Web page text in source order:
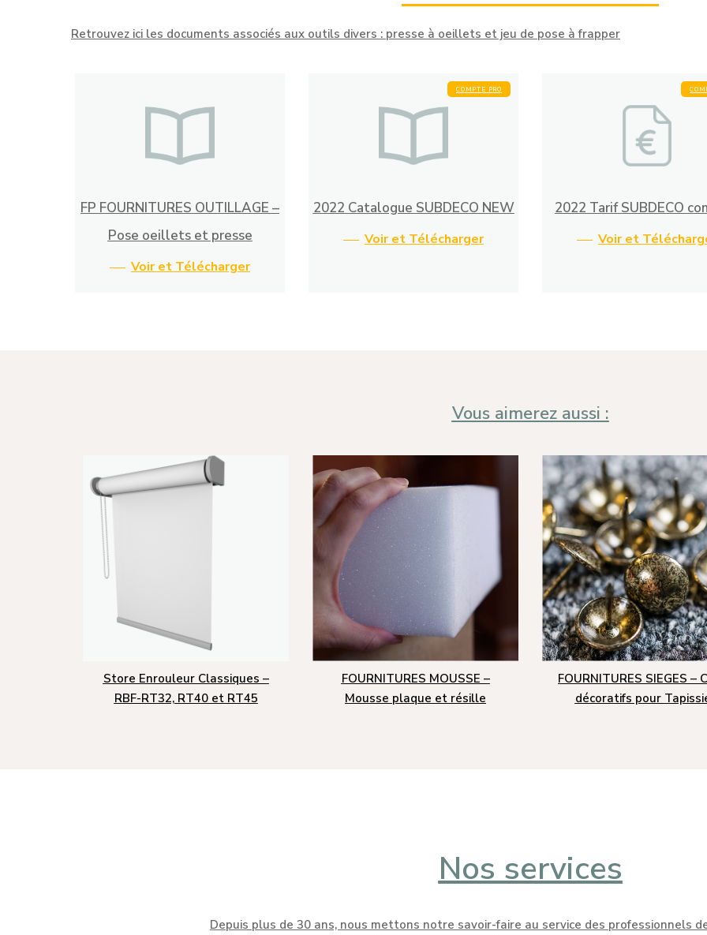
Retrouvez ici les documents associés aux outils divers : presse à oeillets et jeu de pose à frapper
FP FOURNITURES OUTILLAGE –
Pose oeillets et presse
Voir et Télécharger
COMPTE PRO
2022 Catalogue SUBDECO NEW
Voir et Télécharger
2022 Tarif SUBDECO
Voir et
Vous aimerez aussi :
Store Enrouleur Classiques –
RBF-RT32, RT40 et RT45
FOURNITURES MOUSSE –
Mousse plaque et résille
FOURNITURES SIEGES –
décoratifs pour
Nos services
Depuis plus de 30 ans, nous mettons notre savoir-faire au service des professionnels